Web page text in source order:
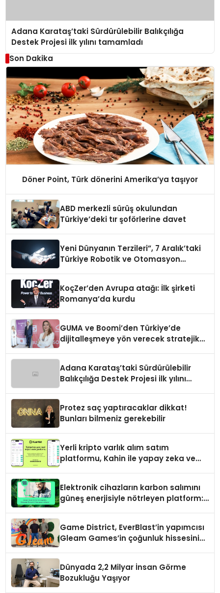
Adana Karataş’taki Sürdürülebilir Balıkçılığa
Destek Projesi ilk yılını tamamladı
Son Dakika
Döner Point, Türk dönerini Amerika’ya taşıyor
ABD merkezli sürüş okulundan
Türkiye’deki tır şoförlerine davet
Yeni Dünyanın Terzileri”, 7 Aralık’taki
Türkiye Robotik ve Otomasyon
KoçZer’den Avrupa atağı: İlk şirketi
Romanya’da kurdu
GUMA ve Boomi’den Türkiye’de
dijitalleşmeye yön verecek stratejik
Adana Karataş’taki Sürdürülebilir
Balıkçılığa Destek Projesi ilk yılını
Protez saç yaptıracaklar dikkat!
Bunları bilmeniz gerekebilir
Yerli kripto varlık alım satım
platformu, Kahin ile yapay zeka ve
Elektronik cihazların karbon salımını
güneş enerjisiyle nötrleyen platform:
Game District, EverBlast’in yapımcısı
Gleam Games’in çoğunluk hissesini
Dünyada 2,2 Milyar İnsan Görme
Bozukluğu Yaşıyor